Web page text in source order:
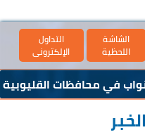
الشاشة
اللحظية
التداول
الإلكترونى
في محافظات القليوبية